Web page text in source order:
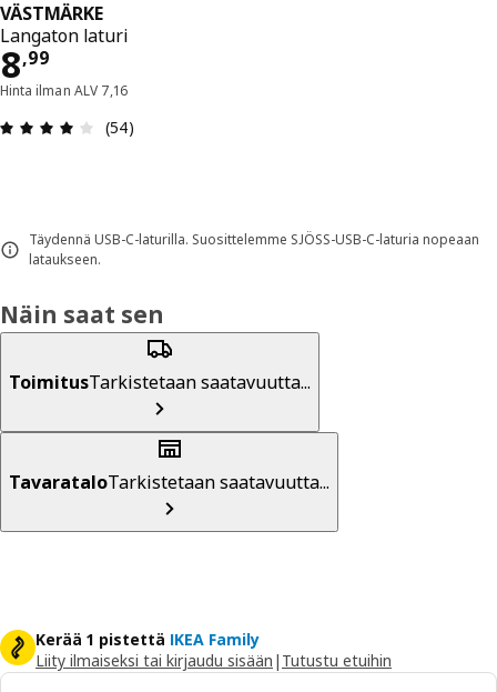
VÄSTMÄRKE
Langaton laturi
8,99
Hinta 8,99
Hinta ilman ALV 7,16
: 4 / 5 tähteä. Arvostelut yhteensä: 54
(54)
Täydennä USB-C-laturilla. Suosittelemme SJÖSS-USB-C-laturia nopeaan
lataukseen.
Näin saat sen
ToimitusTarkistetaan saatavuutta...
TavarataloTarkistetaan saatavuutta...
Kerää 1 pistettä IKEA Family
Liity ilmaiseksi tai kirjaudu sisään | Tutustu etuihin